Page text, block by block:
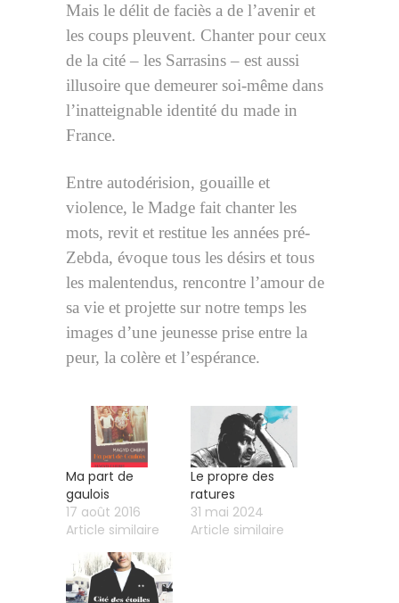
Mais le délit de faciès a de l’avenir et
les coups pleuvent. Chanter pour ceux
de la cité – les Sarrasins – est aussi
illusoire que demeurer soi-même dans
l’inatteignable identité du made in
France.
Entre autodérision, gouaille et
violence, le Madge fait chanter les
mots, revit et restitue les années pré-
Zebda, évoque tous les désirs et tous
les malentendus, rencontre l’amour de
sa vie et projette sur notre temps les
images d’une jeunesse prise entre la
peur, la colère et l’espérance.
Ma part de
gaulois
17 août 2016
Article similaire
Le propre des
ratures
31 mai 2024
Article similaire